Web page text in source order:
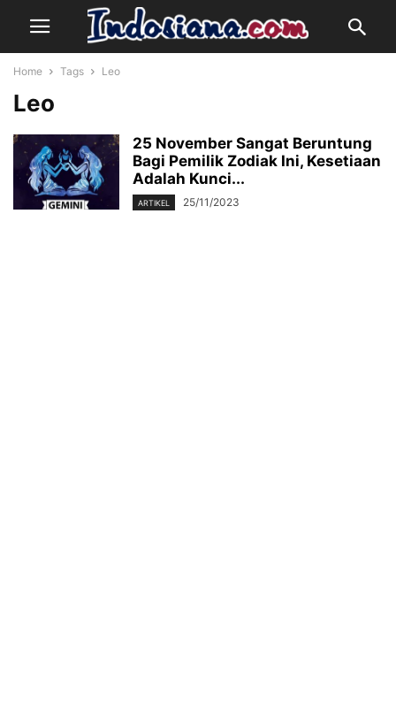
Home Tags Leo
Leo
25 November Sangat Beruntung
Bagi Pemilik Zodiak Ini, Kesetiaan
Adalah Kunci...
ARTIKEL 25/11/2023